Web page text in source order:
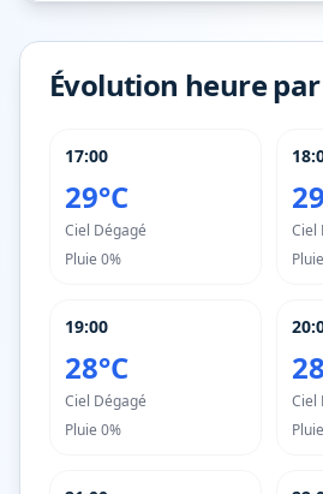
Évolution heure
17:00
29°C
Ciel Dégagé
Pluie 0%
Ciel
Pluie
19:00
28°C
Ciel Dégagé
Pluie 0%
Ciel
Pluie